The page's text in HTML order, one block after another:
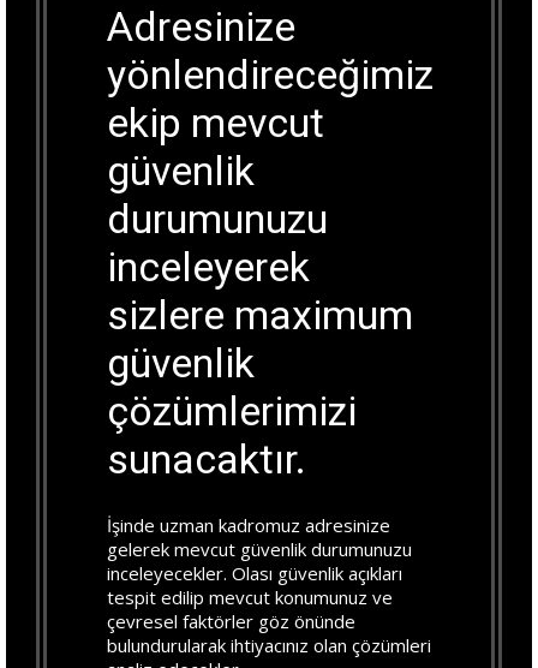
Adresinize
yönlendireceğimiz
ekip mevcut
güvenlik
durumunuzu
inceleyerek
sizlere maximum
güvenlik
çözümlerimizi
sunacaktır.
İşinde uzman kadromuz adresinize
gelerek mevcut güvenlik durumunuzu
inceleyecekler. Olası güvenlik açıkları
tespit edilip mevcut konumunuz ve
çevresel faktörler göz önünde
bulundurularak ihtiyacınız olan çözümleri